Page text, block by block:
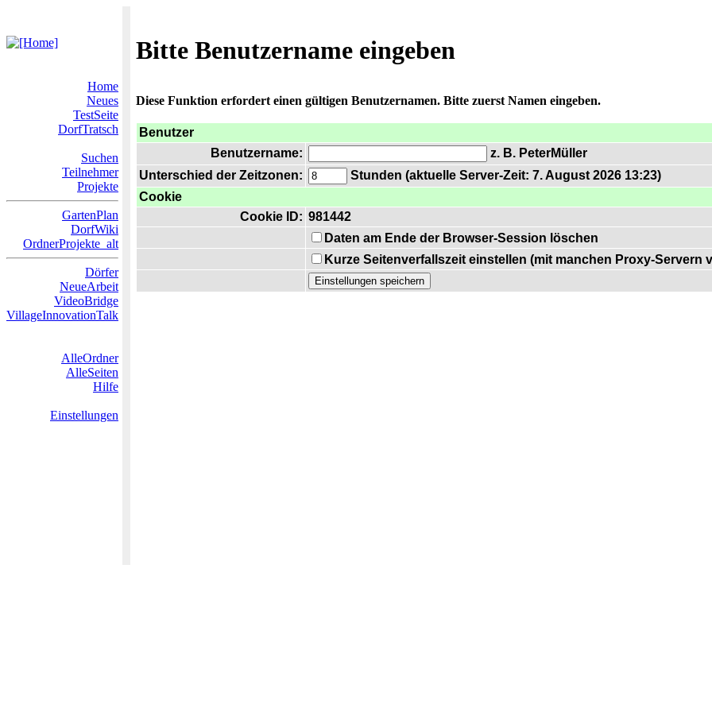
Bitte Benutzername eingeben
Home
Neues
TestSeite
DorfTratsch
Suchen
Teilnehmer
Projekte
GartenPlan
DorfWiki
OrdnerProjekte_alt
Dörfer
NeueArbeit
VideoBridge
VillageInnovationTalk
AlleOrdner
AlleSeiten
Hilfe
Einstellungen
Diese Funktion erfordert einen gültigen Benutzernamen. Bitte zuerst Namen eingeben.
Benutzer
Benutzername:
z. B. PeterMüller
Unterschied der Zeitzonen:
Stunden (aktuelle Server-Zeit: 7. August 2026 13:23)
Cookie
Cookie ID: 981442
Daten am Ende der Browser-Session löschen
Kurze Seitenverfallszeit einstellen (mit manchen Proxy-Servern